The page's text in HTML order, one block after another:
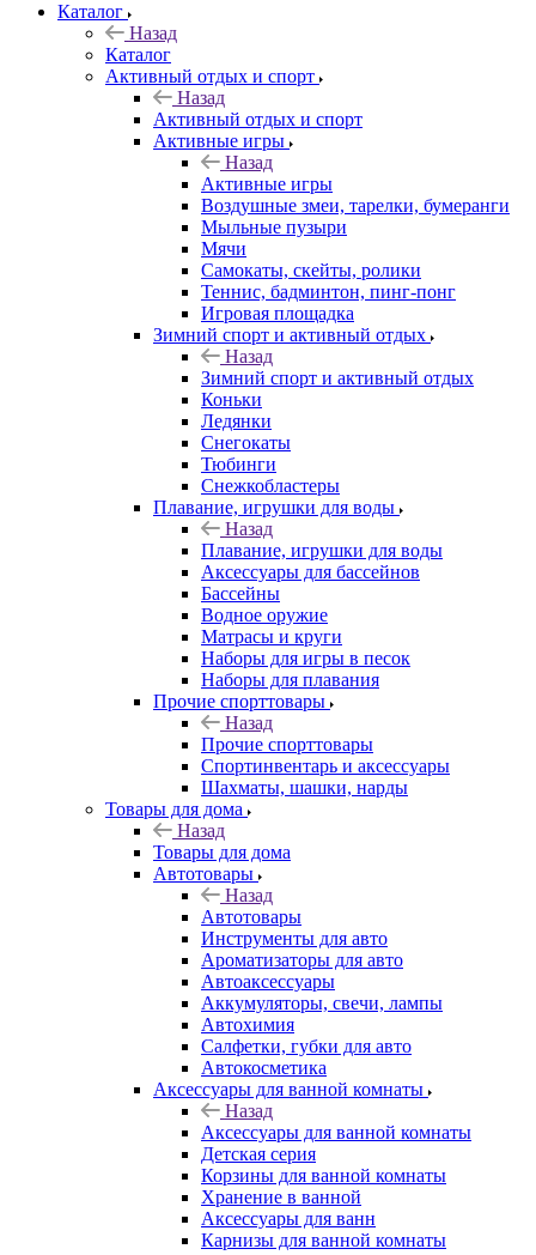
Каталог
Назад
Каталог
Активный отдых и спорт
Назад
Активный отдых и спорт
Активные игры
Назад
Активные игры
Воздушные змеи, тарелки, бумеранги
Мыльные пузыри
Мячи
Самокаты, скейты, ролики
Теннис, бадминтон, пинг-понг
Игровая площадка
Зимний спорт и активный отдых
Назад
Зимний спорт и активный отдых
Коньки
Ледянки
Снегокаты
Тюбинги
Снежкобластеры
Плавание, игрушки для воды
Назад
Плавание, игрушки для воды
Аксессуары для бассейнов
Бассейны
Водное оружие
Матрасы и круги
Наборы для игры в песок
Наборы для плавания
Прочие спорттовары
Назад
Прочие спорттовары
Спортинвентарь и аксессуары
Шахматы, шашки, нарды
Товары для дома
Назад
Товары для дома
Автотовары
Назад
Автотовары
Инструменты для авто
Ароматизаторы для авто
Автоаксессуары
Аккумуляторы, свечи, лампы
Автохимия
Салфетки, губки для авто
Автокосметика
Аксессуары для ванной комнаты
Назад
Аксессуары для ванной комнаты
Детская серия
Корзины для ванной комнаты
Хранение в ванной
Аксессуары для ванн
Карнизы для ванной комнаты